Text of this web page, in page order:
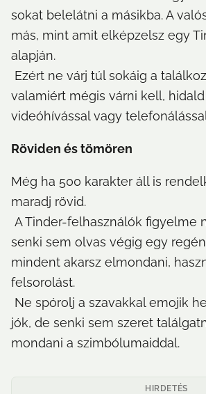
sokat belelátni a másikba. A
más, mint amit elképzelsz egy
alapján.
valamiért mégis várni kell,
videóhívással vagy
Röviden és tömören
Még ha 500 karakter áll is
maradj rövid.
senki sem olvas végig egy
mindent akarsz elmondani,
felsorolást.
jók, de senki sem szeret
mondani a szimbólumaiddal.
HIRDETÉS